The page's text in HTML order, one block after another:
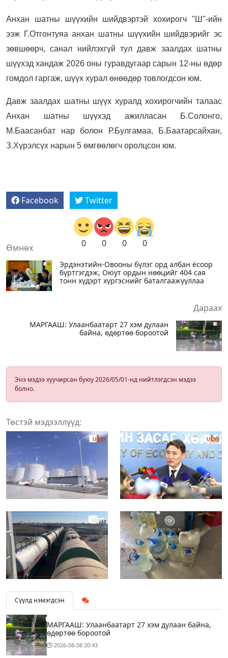
Анхан шатны шүүхийн шийдвэртэй хохирогч "Ш"-ийн
ээж Г.Отгонтуяа анхан шатны шүүхийн шийдвэрийг эс
зөвшөөрч, санал нийлэхгүй тул давж заалдах шатны
шүүхэд хандаж 2026 оны гуравдугаар сарын 12-ны өдөр
гомдол гаргаж, шүүх хурал өнөөдөр товлогдсон юм.
Давж заалдах шатны шүүх хуралд хохирогчийн талаас
Анхан шатны шүүхэд ажилласан Б.Солонго,
М.Баасанбат нар болон Р.Булгамаа, Б.Баатарсайхан,
З.Хүрэлсүх нарын 5 өмгөөлөгч оролцсон юм.
Facebook Twitter
0 0 0 0
Өмнөх
Эрдэнэтийн-Овооны бүлэг орд албан ёсоор
бүртгэгдэж, Оюут ордын нөөцийг 404 сая
тонн хүдэрт хүргэснийг баталгаажууллаа
Дараах
МАРГААШ: Улаанбаатарт 27 хэм дулаан
байна, өдөртөө бороотой
Энэ мэдээ хуучирсан буюу 2026/05/01-нд нийтлэгдсэн мэдээ
болно.
Төстэй мэдээллүүд:
Сүүлд нэмэгдсэн
МАРГААШ: Улаанбаатарт 27 хэм дулаан байна,
өдөртөө бороотой
2026-08-08 20:43